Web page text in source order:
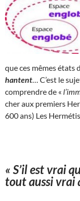
que ces mêmes états
hantent … C’est le
comprendre de «
cher aux premiers
600 ans) Les
« S’il est vrai
tout aussi vrai